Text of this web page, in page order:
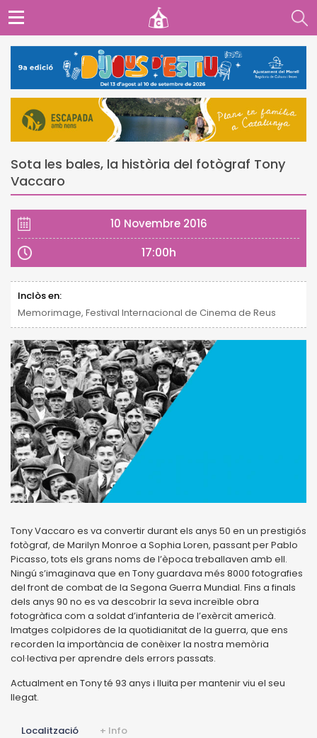
Sota les bales, la història del fotògraf Tony
Vaccaro
10 Novembre 2016
17:00h
Inclòs en:
Memorimage, Festival Internacional de Cinema de Reus
Tony Vaccaro es va convertir durant els anys 50 en un prestigiós
fotògraf, de Marilyn Monroe a Sophia Loren, passant per Pablo
Picasso, tots els grans noms de l’època treballaven amb ell.
Ningú s’imaginava que en Tony guardava més 8000 fotografies
del front de combat de la Segona Guerra Mundial. Fins a finals
dels anys 90 no es va descobrir la seva increïble obra
fotogràfica com a soldat d’infanteria de l’exèrcit americà.
Imatges colpidores de la quotidianitat de la guerra, que ens
recorden la importància de conèixer la nostra memòria
col·lectiva per aprendre dels errors passats.
Actualment en Tony té 93 anys i lluita per mantenir viu el seu
llegat.
Localització + Info